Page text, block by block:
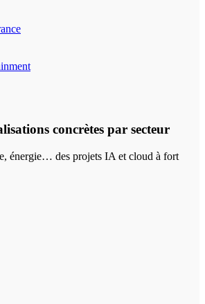
concrètes par secteur
énergie… des projets IA et cloud à fort